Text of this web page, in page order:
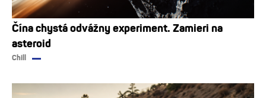
Čína chystá odvážny experiment. Zamieri na
asteroid
Chill